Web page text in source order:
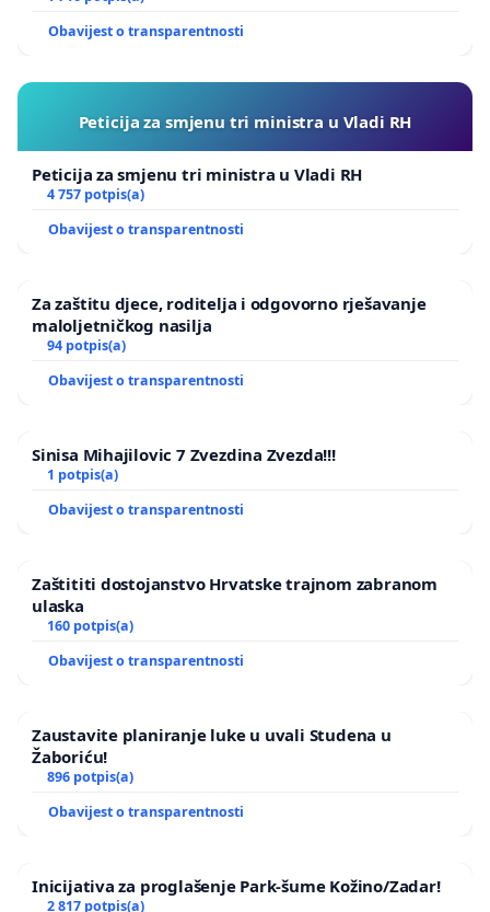
Obavijest o transparentnosti
Peticija za smjenu tri ministra u Vladi RH
Peticija za smjenu tri ministra u Vladi RH
4 757 potpis(a)
Obavijest o transparentnosti
Za zaštitu djece, roditelja i odgovorno rješavanje
maloljetničkog nasilja
94 potpis(a)
Obavijest o transparentnosti
Sinisa Mihajilovic 7 Zvezdina Zvezda!!!
1 potpis(a)
Obavijest o transparentnosti
Zaštititi dostojanstvo Hrvatske trajnom zabranom
ulaska
160 potpis(a)
Obavijest o transparentnosti
Zaustavite planiranje luke u uvali Studena u
Žaboriću!
896 potpis(a)
Obavijest o transparentnosti
Inicijativa za proglašenje Park-šume Kožino/Zadar!
2 817 potpis(a)